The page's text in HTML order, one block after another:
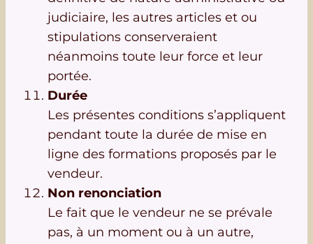
judiciaire, les autres articles et ou
stipulations conserveraient
néanmoins toute leur force et leur
portée.
Durée
Les présentes conditions s’appliquent
pendant toute la durée de mise en
ligne des formations proposés par le
vendeur.
Non renonciation
Le fait que le vendeur ne se prévale
pas, à un moment ou à un autre,